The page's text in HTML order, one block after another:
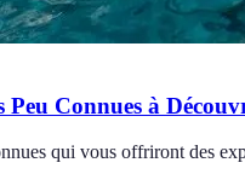
Peu Connues à
qui vous offriront des